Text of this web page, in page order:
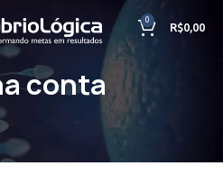
0
R$0,00
conta